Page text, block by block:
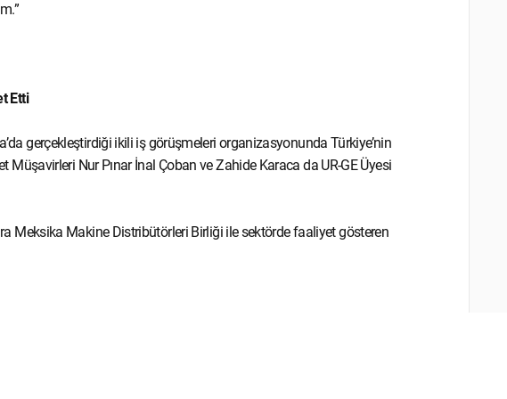
Etti
gerçekleştirdiği ikili iş görüşmeleri organizasyonunda Türkiye’nin
Nur Pınar İnal Çoban ve Zahide Karaca da UR-GE Üyesi
Meksika Makine Distribütörleri Birliği ile sektörde faaliyet gösteren